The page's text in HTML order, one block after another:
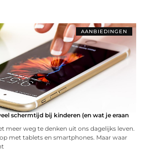
AANBIEDINGEN
schermtijd bij kinderen (en wat je eraan
meer weg te denken uit ons dagelijks leven.
met tablets en smartphones. Maar waar